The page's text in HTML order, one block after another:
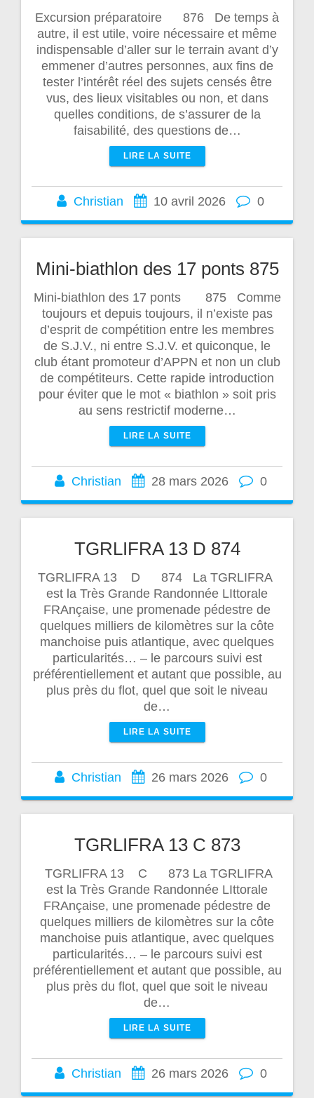
Excursion préparatoire 876 De temps à
autre, il est utile, voire nécessaire et même
indispensable d’aller sur le terrain avant d’y
emmener d’autres personnes, aux fins de
tester l’intérêt réel des sujets censés être
vus, des lieux visitables ou non, et dans
quelles conditions, de s’assurer de la
faisabilité, des questions de…
LIRE LA SUITE
Christian 10 avril 2026 0
Mini-biathlon des 17 ponts 875
Mini-biathlon des 17 ponts 875 Comme
toujours et depuis toujours, il n’existe pas
d’esprit de compétition entre les membres
de S.J.V., ni entre S.J.V. et quiconque, le
club étant promoteur d’APPN et non un club
de compétiteurs. Cette rapide introduction
pour éviter que le mot « biathlon » soit pris
au sens restrictif moderne…
LIRE LA SUITE
Christian 28 mars 2026 0
TGRLIFRA 13 D 874
TGRLIFRA 13 D 874 La TGRLIFRA
est la Très Grande Randonnée LIttorale
FRAnçaise, une promenade pédestre de
quelques milliers de kilomètres sur la côte
manchoise puis atlantique, avec quelques
particularités… – le parcours suivi est
préférentiellement et autant que possible, au
plus près du flot, quel que soit le niveau
de…
LIRE LA SUITE
Christian 26 mars 2026 0
TGRLIFRA 13 C 873
TGRLIFRA 13 C 873 La TGRLIFRA
est la Très Grande Randonnée LIttorale
FRAnçaise, une promenade pédestre de
quelques milliers de kilomètres sur la côte
manchoise puis atlantique, avec quelques
particularités… – le parcours suivi est
préférentiellement et autant que possible, au
plus près du flot, quel que soit le niveau
de…
LIRE LA SUITE
Christian 26 mars 2026 0